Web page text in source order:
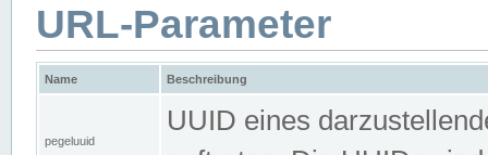
URL-Parameter
Name Beschreibung
pegeluuid
UUID eines